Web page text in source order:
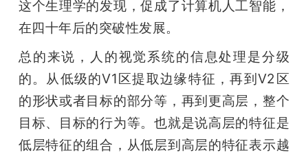
这个生理学的发现，促成了计算机人工智能，
在四十年后的突破性发展。
总的来说，人的视觉系统的信息处理是分级
的。从低级的V1区提取边缘特征，再到V2区
的形状或者目标的部分等，再到更高层，整个
目标、目标的行为等。也就是说高层的特征是
低层特征的组合，从低层到高层的特征表示越